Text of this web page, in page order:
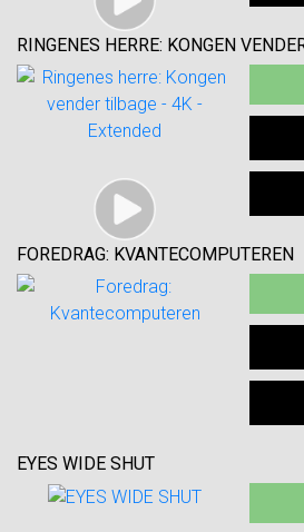
FOREDRAG: KVANTECOMPUTEREN
EYES WIDE SHUT